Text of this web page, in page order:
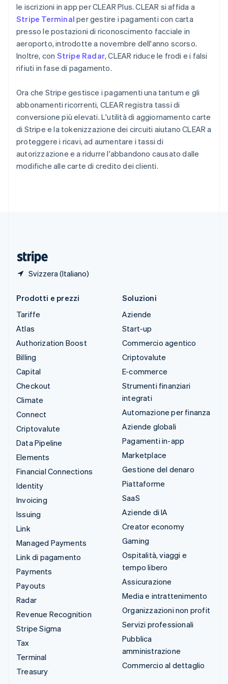
le iscrizioni in app per CLEAR Plus. CLEAR si affida a
Stripe Terminal per gestire i pagamenti con carta
presso le postazioni di riconoscimento facciale in
aeroporto, introdotte a novembre dell'anno scorso.
Inoltre, con Stripe Radar, CLEAR riduce le frodi e i falsi
rifiuti in fase di pagamento.
Ora che Stripe gestisce i pagamenti una tantum e gli
abbonamenti ricorrenti, CLEAR registra tassi di
conversione più elevati. L'utilità di aggiornamento carte
di Stripe e la tokenizzazione dei circuiti aiutano CLEAR a
proteggere i ricavi, ad aumentare i tassi di
autorizzazione e a ridurre l'abbandono causato dalle
modifiche alle carte di credito dei clienti.
Svizzera (Italiano)
Regno Unito
English
Repubblica Ceca
English
Romania
English
Slovacchia
English
Slovenia
English Italiano
Spagna
Español English
Stati Uniti
English Español简体中文
Prodotti e prezzi
Tariffe
Atlas
Authorization Boost
Billing
Capital
Checkout
Climate
Connect
Criptovalute
Data Pipeline
Elements
Financial Connections
Identity
Invoicing
Issuing
Link
Managed Payments
Link di pagamento
Payments
Payouts
Radar
Revenue Recognition
Stripe Sigma
Tax
Terminal
Treasury
Soluzioni
Aziende
Start-up
Commercio agentico
Criptovalute
E-commerce
Strumenti finanziari
integrati
Automazione per finanza
Aziende globali
Pagamenti in-app
Marketplace
Gestione del denaro
Piattaforme
SaaS
Aziende di IA
Creator economy
Gaming
Ospitalità, viaggi e
tempo libero
Assicurazione
Media e intrattenimento
Organizzazioni non profit
Servizi professionali
Pubblica
amministrazione
Commercio al dettaglio